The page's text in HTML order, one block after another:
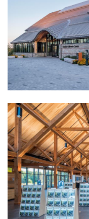
关于我们
联系我们